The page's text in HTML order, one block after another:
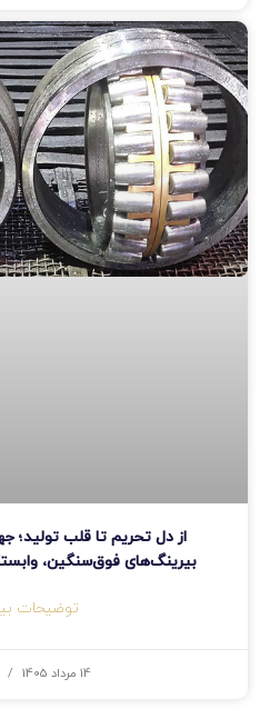
از دل تحریم تا قلب تولید؛
بیرینگ‌های فوق‌سنگین،
توضیحات
14 مرداد 1405